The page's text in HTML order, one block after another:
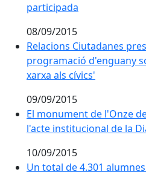
participada
08/09/2015
Relacions Ciutadanes
Relacions Ciutadanes
programació d'enguany
xarxa als cívics'
09/09/2015
El monument de l'Onze
El monument de l'Onze
l'acte institucional de la
10/09/2015
Un total de 4.301
Un total de 4.301